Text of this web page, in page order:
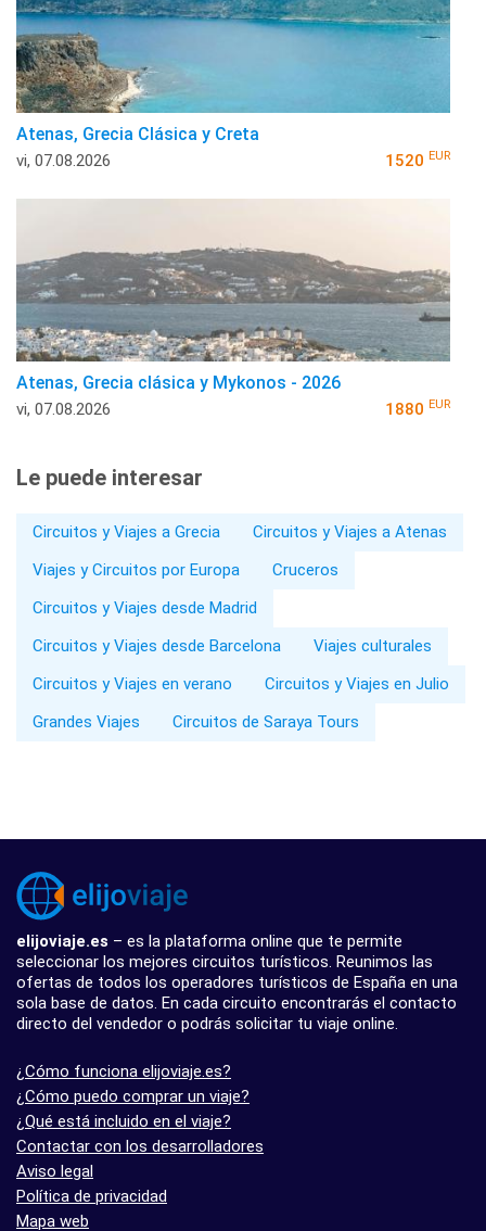
Atenas, Grecia Clásica y Creta
vi, 07.08.2026 1520 EUR
Atenas, Grecia clásica y Mykonos - 2026
vi, 07.08.2026 1880 EUR
Le puede interesar
Circuitos y Viajes a Grecia
Circuitos y Viajes a Atenas
Viajes y Circuitos por Europa
Cruceros
Circuitos y Viajes desde Madrid
Circuitos y Viajes desde Barcelona
Viajes culturales
Circuitos y Viajes en verano
Circuitos y Viajes en Julio
Grandes Viajes
Circuitos de Saraya Tours
elijoviaje.es – es la plataforma online que te permite
seleccionar los mejores circuitos turísticos. Reunimos las
ofertas de todos los operadores turísticos de España en una
sola base de datos. En cada circuito encontrarás el contacto
directo del vendedor o podrás solicitar tu viaje online.
¿Cómo funciona elijoviaje.es?
¿Cómo puedo comprar un viaje?
¿Qué está incluido en el viaje?
Contactar con los desarrolladores
Aviso legal
Política de privacidad
Mapa web